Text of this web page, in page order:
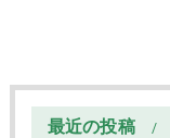
最近の投稿